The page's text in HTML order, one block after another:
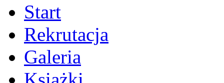
Start
Rekrutacja
Galeria